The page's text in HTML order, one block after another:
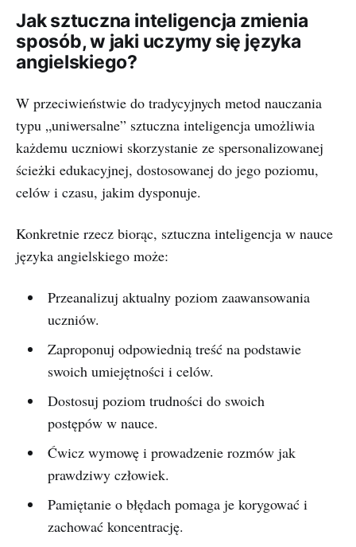
Jak sztuczna inteligencja zmienia
sposób, w jaki uczymy się języka
angielskiego?
W przeciwieństwie do tradycyjnych metod nauczania
typu „uniwersalne” sztuczna inteligencja umożliwia
każdemu uczniowi skorzystanie ze spersonalizowanej
ścieżki edukacyjnej, dostosowanej do jego poziomu,
celów i czasu, jakim dysponuje.
Konkretnie rzecz biorąc, sztuczna inteligencja w nauce
języka angielskiego może:
Przeanalizuj aktualny poziom zaawansowania
uczniów.
Zaproponuj odpowiednią treść na podstawie
swoich umiejętności i celów.
Dostosuj poziom trudności do swoich
postępów w nauce.
Ćwicz wymowę i prowadzenie rozmów jak
prawdziwy człowiek.
Pamiętanie o błędach pomaga je korygować i
zachować koncentrację.